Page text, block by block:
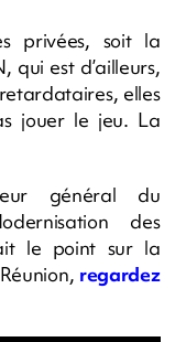
privées, soit la
qui est d’ailleurs,
elles
jouer le jeu. La
général du
des
le point sur la
regardez